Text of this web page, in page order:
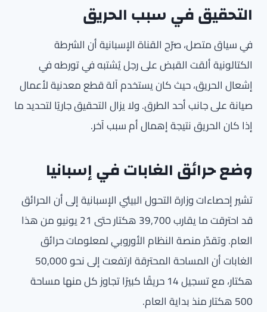
التحقيق في سبب الحريق
في سياق متصل، صرّح القناة الإسبانية أن الشرطة
الكتالونية ألقت القبض على رجل يُشتبه في تورطه في
إشعال الحريق، حيث كان يستخدم آلة قطع معدنية لأعمال
صيانة على جانب أحد الطرق. ولا يزال التحقيق جاريًا لتحديد ما
إذا كان الحريق نتيجة إهمال أم سبب آخر.
وضع حرائق الغابات في إسبانيا
تشير إحصاءات وزارة التحول البيئي الإسبانية إلى أن الحرائق
قد احترقت ما يقارب 39,700 هكتار حتى 21 يونيو من هذا
العام. وتقدّر منصة النظام الأوروبي لمعلومات حرائق
الغابات أن المساحة المحترقة ارتفعت إلى نحو 50,000
هكتار، مع تسجيل 14 حريقًا كبيرًا تجاوز كل منها مساحة
500 هكتار منذ بداية العام.